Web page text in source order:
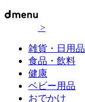
>
雑貨・日用品
食品・飲料
健康
ベビー用品
おでかけ